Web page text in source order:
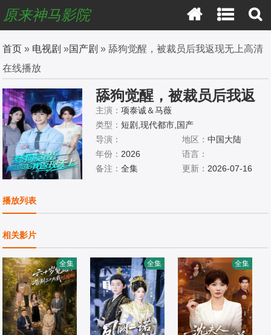
原来神马影院
首页 » 电视剧 »国产剧 » 舔狗觉醒，被裁员后我返现无上高清
在线播放
舔狗觉醒，被裁员后我返
现无上
主演：项泰诚＆马薇
类型：短剧,现代都市,国产
导演：
地区： 中国大陆
年份： 2026
语言：
备注：全集 更新： 2026-07-16
播放列表
相关影片
全集 全集 全集